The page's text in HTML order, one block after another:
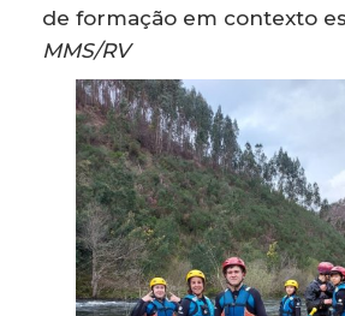
de formação em contexto
MMS/RV